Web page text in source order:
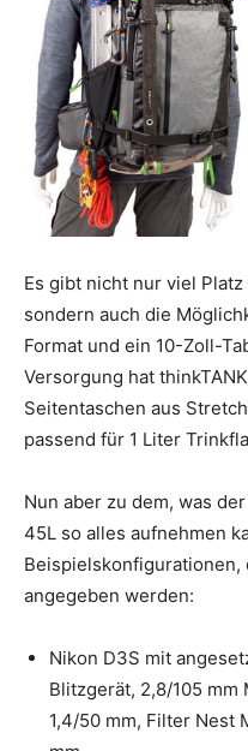
Es gibt nicht nur viel
sondern auch die
Format und ein 10-Zoll-
Versorgung hat
Seitentaschen aus
passend für 1 Liter
Nun aber zu dem, was
45L so alles aufnehmen
Beispielskonfigurationen,
angegeben werden:
Nikon D3S mit
Blitzgerät, 2,8/105 mm
1,4/50 mm, Filter Nest